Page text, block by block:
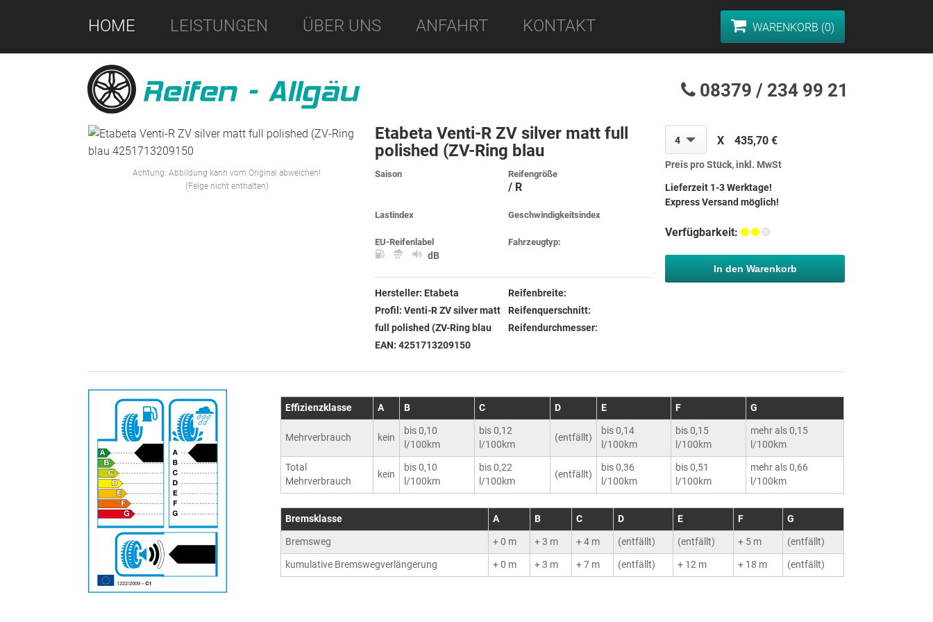
HOME LEISTUNGEN ÜBER UNS ANFAHRT KONTAKT WARENKORB (0)
08379 / 234 99 21
Achtung: Abbildung kann vom Original abweichen!
(Felge nicht enthalten)
Etabeta Venti-R ZV silver matt full
polished (ZV-Ring blau
Saison Reifengröße
/ R
Lastindex Geschwindigkeitsindex
EU-Reifenlabel
dB
Fahrzeugtyp:
Hersteller: Etabeta
Profil:Venti-R ZV silver matt
full polished (ZV-Ring blau
EAN:4251713209150
Reifenbreite:
Reifenquerschnitt:
Reifendurchmesser:
4 X 435,70 €
Preis pro Stück, inkl. MwSt
Lieferzeit 1-3 Werktage!
Express Versand möglich!
Verfügbarkeit:
In den Warenkorb
Effizienzklasse A B C D E F G
Mehrverbrauch kein
bis 0,10
l/100km
bis 0,12
l/100km
(entfällt)
bis 0,14
l/100km
bis 0,15
l/100km
mehr als 0,15
l/100km
Total
Mehrverbrauch
kein
bis 0,10
l/100km
bis 0,22
l/100km
(entfällt)
bis 0,36
l/100km
bis 0,51
l/100km
mehr als 0,66
l/100km
Bremsklasse A B C D E F
G
Bremsweg
+ 0 m + 3 m + 4 m (entfällt) (entfällt) + 5 m
(entfällt)
kumulative Bremswegverlängerung
+ 0 m + 3 m + 7 m (entfällt) + 12 m + 18 m (entfällt)